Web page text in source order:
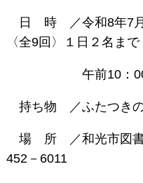
日 時 ／令和8年7月
〈全9回〉１日２名まで
午前10：00～
持ち物 ／ふたつき
場 所 ／和光市図書
452－6011